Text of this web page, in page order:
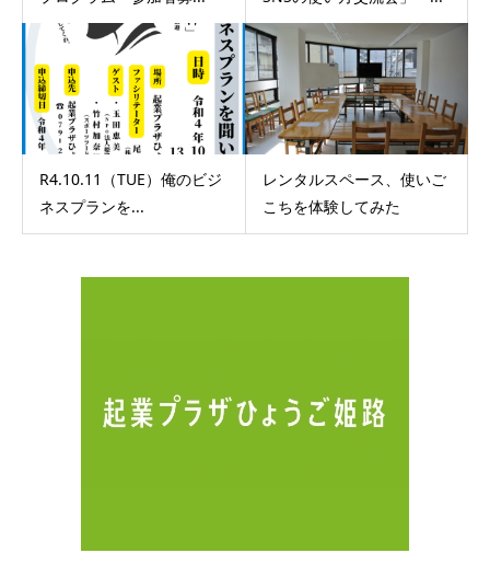
R4.10.11（TUE）俺のビジ
ネスプランを...
レンタルスペース、使いご
こちを体験してみた